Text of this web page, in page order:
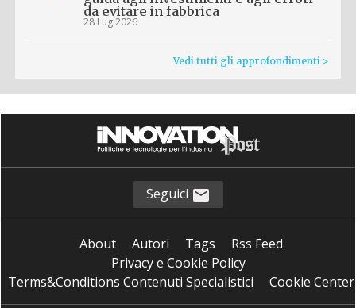
da evitare in fabbrica
28 Lug 2026
Vedi tutti gli approfondimenti >
Seguici
About Autori Tags
Rss Feed
Privacy e Cookie Policy
Terms&Conditions Contenuti Specialistici
Cookie Center